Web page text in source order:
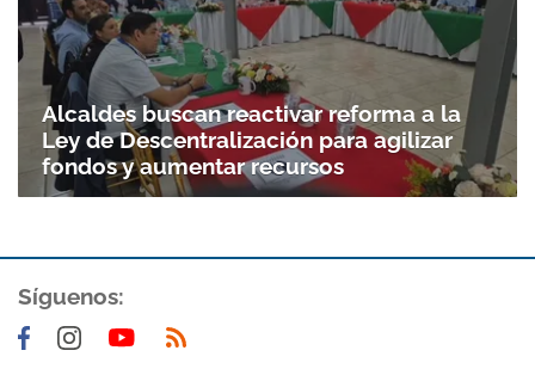
Alcaldes buscan reactivar reforma a la
Ley de Descentralización para agilizar
fondos y aumentar recursos
Síguenos: